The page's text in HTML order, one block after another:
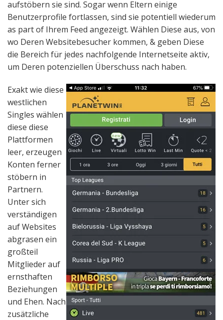
aufstöbern sie sind. Sogar wenn Eltern einige
Benutzerprofile fortlassen, sind sie potentiell wiederum
as part of Ihrem Feed angezeigt. Wählen Diese aus, von
wo Deren Websitebesucher kommen, & geben Diese
die Bereich für jedes nachfolgende Internetseite aktiv,
um Deren potenziellen Überschuss nach haben.
Exakt wie diese
westlichen
Singles wählen
diese diese
Plattformen
leer, erzeugen
Konten ferner
stöbern in
Partnern.
Unter sich
verständigen
auf Websites
abgrasen ein
großteil
Mitglieder auf
ernsthaften
Beziehungen
und Ehen. Nach
zusätzliche